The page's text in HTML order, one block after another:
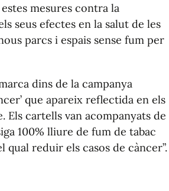
mesures contra la
seus efectes en la salut de les
parcs i espais sense fum per
dins de la campanya
que apareix reflectida en els
cartells van acompanyats de
100% lliure de fum de tabac
reduir els casos de càncer”.